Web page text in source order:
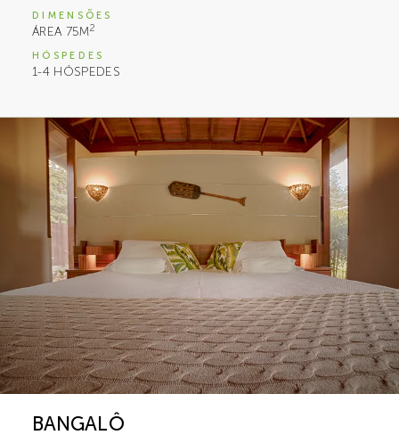
DIMENSÕES
ÁREA 75M2
HÓSPEDES
1-4 HÓSPEDES
BANGALÔ